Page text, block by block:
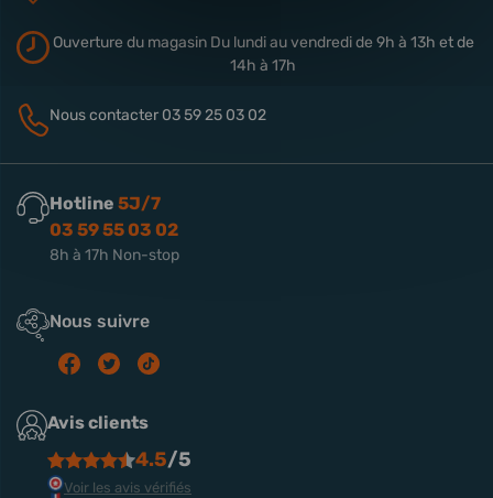
Ouverture du magasinDu lundi au vendredi de 9h à 13h et de
14h à 17h
Nous contacter 03 59 25 03 02
Hotline 5J/7
03 59 55 03 02
8h à 17h Non-stop
Nous suivre
Avis clients
4.5/5
Voir les avis vérifiés